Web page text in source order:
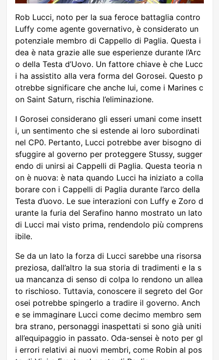
Rob Lucci, noto per la sua feroce battaglia contro
Luffy come agente governativo, è considerato un
potenziale membro di Cappello di Paglia. Questa i
dea è nata grazie alle sue esperienze durante l’Arc
o della Testa d’Uovo. Un fattore chiave è che Lucc
i ha assistito alla vera forma del Gorosei. Questo p
otrebbe significare che anche lui, come i Marines c
on Saint Saturn, rischia l’eliminazione.
I Gorosei considerano gli esseri umani come insett
i, un sentimento che si estende ai loro subordinati
nel CP0. Pertanto, Lucci potrebbe aver bisogno di
sfuggire al governo per proteggere Stussy, sugger
endo di unirsi ai Cappelli di Paglia. Questa teoria n
on è nuova: è nata quando Lucci ha iniziato a colla
borare con i Cappelli di Paglia durante l’arco della
Testa d’uovo. Le sue interazioni con Luffy e Zoro d
urante la furia del Serafino hanno mostrato un lato
di Lucci mai visto prima, rendendolo più comprens
ibile.
Se da un lato la forza di Lucci sarebbe una risorsa
preziosa, dall’altro la sua storia di tradimenti e la s
ua mancanza di senso di colpa lo rendono un allea
to rischioso. Tuttavia, conoscere il segreto del Gor
osei potrebbe spingerlo a tradire il governo. Anch
e se immaginare Lucci come decimo membro sem
bra strano, personaggi inaspettati si sono già uniti
all’equipaggio in passato. Oda-sensei è noto per gl
i errori relativi ai nuovi membri, come Robin al pos